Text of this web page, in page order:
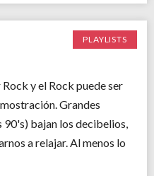
PLAYLISTS
y el Rock puede ser
Grandes
90's) bajan los decibelios,
a relajar. Al menos lo